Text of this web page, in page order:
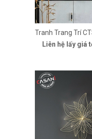
Tranh Trang Trí
Liên hệ lấy giá